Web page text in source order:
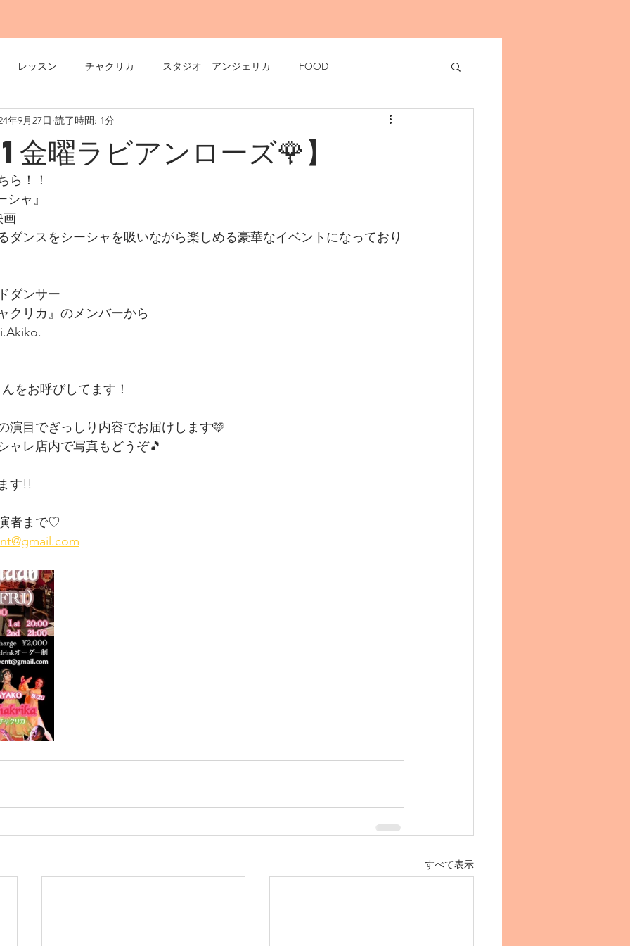
レッスン チャクリカ スタジオ アンジェリカ FOOD
曜ラビアンローズ🌹】
年9月27日 読了時間: 1分
ら！！
ャ』
画
ダンスをシーシャを吸いながら楽しめる豪華なイベントになっており
ダンサー
クリカ』のメンバーから
をお呼びしてます！
演目でぎっしり内容でお届けします🩷
ャレ店内で写真もどうぞ🎵
す!!
者まで♡
すべて表示